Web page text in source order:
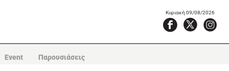
Κυριακή 09/08/2026
Event Παρουσιάσεις